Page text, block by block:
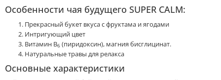
Особенности чая будущего SUPER CALM:
Прекрасный букет вкуса с фруктама и ягодами
Интригующий цвет
Витамин B6 (пиридоксин), магния бисглицинат.
Натуральные травы для релакса
Основные характеристики